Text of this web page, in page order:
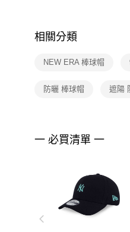
相關分類
NEW ERA 棒球帽
防曬 棒球帽 遮陽
一 必買清單 一